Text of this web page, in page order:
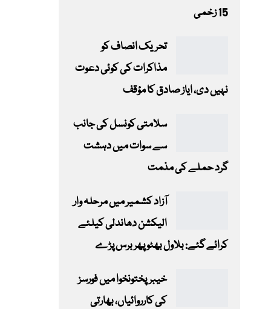
15 زخمی
تحریک انصاف کو
مذاکرات کی کوئی دعوت
نہیں دی، ایاز صادق کا مؤقف
سلامتی کونسل کی جانب
سے سوات میں دہشت
گرد حملے کی مذمت
آزاد کشمیر میں مرحلہ وار
الیکشن دھاندلی کیلئے
کرائے گئے: بلاول بھٹو پھر برس پڑے
خیبرپختونخوا میں فورسز
کی کارروائیاں، بھارتی